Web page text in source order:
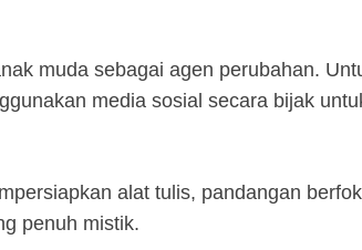
muda sebagai agen perubahan.
media sosial secara bijak
alat tulis, pandangan
penuh mistik.